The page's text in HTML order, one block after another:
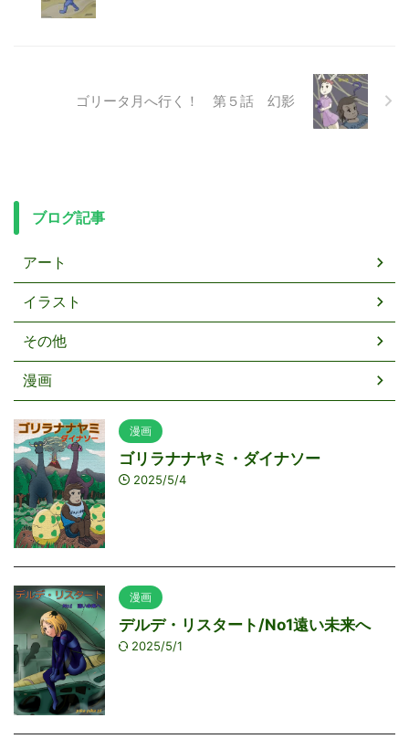
ゴリータ月へ行く！ 第５話 幻影
ブログ記事
アート
イラスト
その他
漫画
漫画
ゴリラナナヤミ・ダイナソー
2025/5/4
漫画
デルデ・リスタート/No1遠い未来へ
2025/5/1